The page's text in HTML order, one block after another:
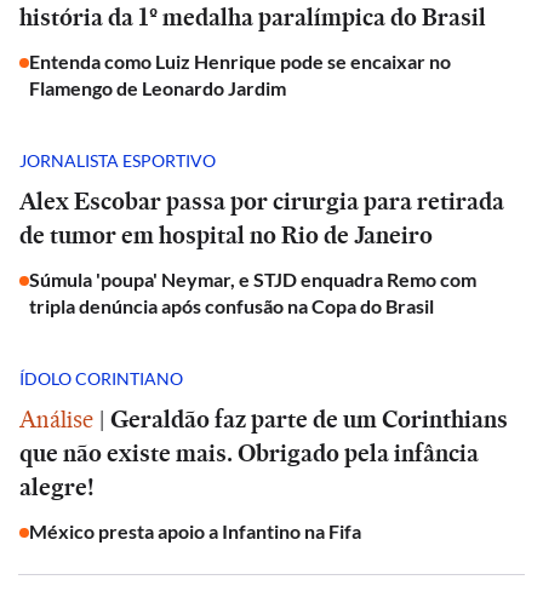
história da 1º medalha paralímpica do Brasil
Entenda como Luiz Henrique pode se encaixar no
Flamengo de Leonardo Jardim
JORNALISTA ESPORTIVO
Alex Escobar passa por cirurgia para retirada
de tumor em hospital no Rio de Janeiro
Súmula 'poupa' Neymar, e STJD enquadra Remo com
tripla denúncia após confusão na Copa do Brasil
ÍDOLO CORINTIANO
Análise | Geraldão faz parte de um Corinthians
que não existe mais. Obrigado pela infância
alegre!
México presta apoio a Infantino na Fifa